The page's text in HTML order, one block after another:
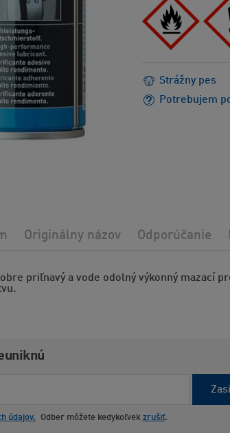
Strážny pes
Potrebujem
priľnavý a vode odolný výkonný mazací
Originálny názov Odporúčanie
údajov. Odber môžete kedykoľvek zrušiť.